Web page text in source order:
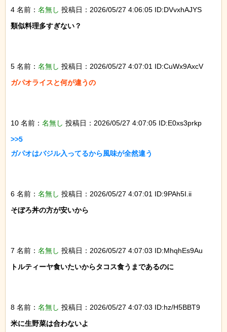
4 名前： 名無し 投稿日：2026/05/27 4:06:05 ID:DVvxhAJYS
類似料理多すぎない？
5 名前： 名無し 投稿日：2026/05/27 4:07:01 ID:CuWx9AxcV
ガパオライスと何が違うの
10 名前： 名無し 投稿日：2026/05/27 4:07:05 ID:E0xs3prkp
>>5
ガパオはバジル入ってるから風味が全然違う
6 名前： 名無し 投稿日：2026/05/27 4:07:01 ID:9PAh5I.ii
そぼろ丼の方が安いから
7 名前： 名無し 投稿日：2026/05/27 4:07:03 ID:MhqhEs9Au
トルティーヤ食いたいからタコス食うまであるのに
8 名前： 名無し 投稿日：2026/05/27 4:07:03 ID:hz/H5BBT9
米に生野菜は合わないよ